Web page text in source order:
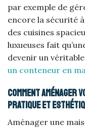
par exemple de
encore la sécurité
des cuisines
luxueuses fait
devenir un
un conteneur en
Comment aménager
pratique et
Aménager une